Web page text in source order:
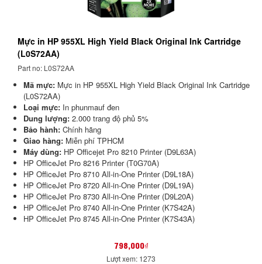
Mực in HP 955XL High Yield Black Original Ink Cartridge
(L0S72AA)
Part no: L0S72AA
Mã mực: Mực in HP 955XL High Yield Black Original Ink Cartridge
(L0S72AA)
Loại mực: In phunmauf đen
Dung lượng: 2.000 trang độ phủ 5%
Bảo hành: Chính hãng
Giao hàng: Miễn phí TPHCM
Máy dùng: HP Officejet Pro 8210 Printer (D9L63A)
HP OfficeJet Pro 8216 Printer (T0G70A)
HP OfficeJet Pro 8710 All-in-One Printer (D9L18A)
HP OfficeJet Pro 8720 All-in-One Printer (D9L19A)
HP OfficeJet Pro 8730 All-in-One Printer (D9L20A)
HP OfficeJet Pro 8740 All-in-One Printer (K7S42A)
HP OfficeJet Pro 8745 All-in-One Printer (K7S43A)
798,000₫
Lượt xem: 1273